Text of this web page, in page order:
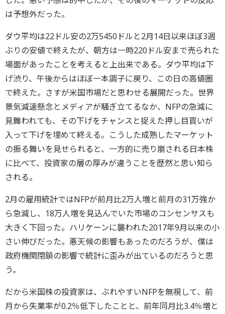
は予想外だった。
ダウ平均は22ドル安の2万5450ドルと2月14日以来ほぼ3週
ぶりの安値で終えたが、朝方は一時220ドル安まで売られた
場面があったことを考えると上出来である。ダウ平均は下
げ渋り、午後からはほぼ一本調子に戻り、この日の高値圏
で終えた。さすが米国市場だと思わせる展開だった。世界
景気減速懸念とメディアが騒ぎ立てるなか、NFPの急減に
見舞われても、その下げをチャンスと捉えた押し目買いが
入って下げを埋めて終える。こうした成熟したマーケット
の振る舞いを見せられると、一方的に売り崩される日本株
に比べて、投資家の層の厚みが違うことを歴然と思い知ら
される。
2月の雇用統計ではNFPが前月比2万人増と前月の31万強か
ら急減し、18万人増を見込んでいた市場のコンセンサスも
大きく下回った。ハリケーンに襲われた2017年9月以来の小
さい伸びだった。悪天候の影響もあったのだろうが、僕は
政府機関閉鎖の影響で統計に歪みが出ているのだろうと思
う。
だから米国株の投資家は、ぶれやすいNFPを無視して、前
月から失業率が0.2％低下したことと、前年同月比3.4％増と